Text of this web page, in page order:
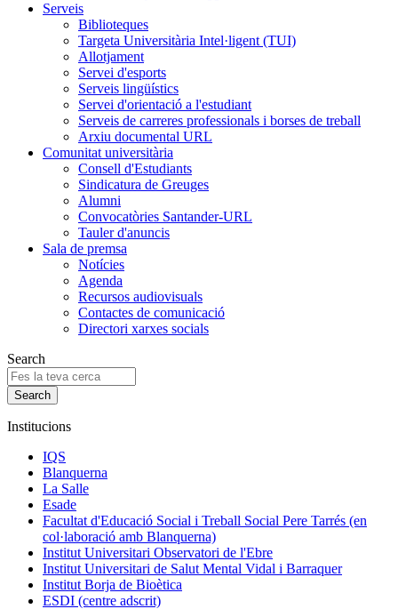
Serveis
Biblioteques
Targeta Universitària Intel·ligent (TUI)
Allotjament
Servei d'esports
Serveis lingüístics
Servei d'orientació a l'estudiant
Serveis de carreres professionals i borses de treball
Arxiu documental URL
Comunitat universitària
Consell d'Estudiants
Sindicatura de Greuges
Alumni
Convocatòries Santander-URL
Tauler d'anuncis
Sala de premsa
Notícies
Agenda
Recursos audiovisuals
Contactes de comunicació
Directori xarxes socials
Search
Institucions
IQS
Blanquerna
La Salle
Esade
Facultat d'Educació Social i Treball Social Pere Tarrés (en
col·laboració amb Blanquerna)
Institut Universitari Observatori de l'Ebre
Institut Universitari de Salut Mental Vidal i Barraquer
Institut Borja de Bioètica
ESDI (centre adscrit)